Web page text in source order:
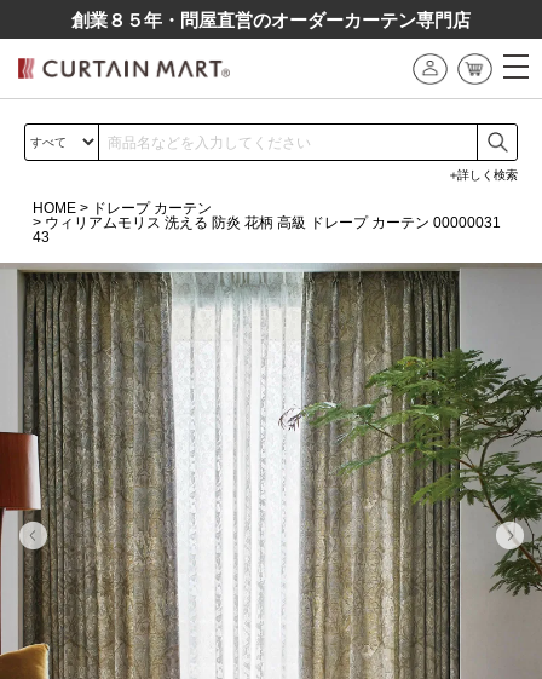
創業８５年・問屋直営のオーダーカーテン専⾨店
詳しく検索
HOME
ドレープ カーテン
ウィリアムモリス 洗える 防炎 花柄 高級 ドレープ カーテン 00000031
43